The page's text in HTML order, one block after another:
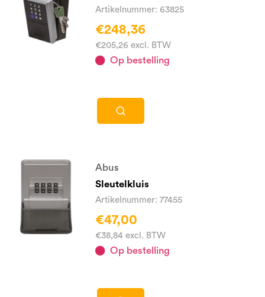
Artikelnummer: 63825
€248,36
€205,26 excl. BTW
Op bestelling
Abus
Sleutelkluis
Artikelnummer: 77455
€47,00
€38,84 excl. BTW
Op bestelling